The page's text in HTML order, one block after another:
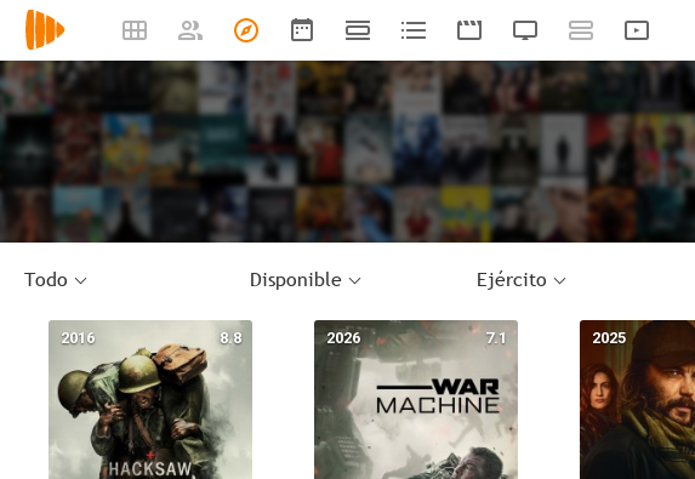
Todo Disponible Ejército
8.8
2016 7.1
2026 2025